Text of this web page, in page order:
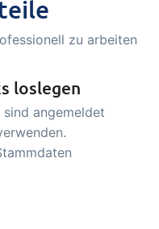
zu arbeiten
loslegen
angemeldet